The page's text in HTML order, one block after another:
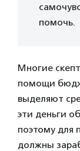
помочь.
Многие
помощи
выделяют
эти деньги
поэтому для
должны